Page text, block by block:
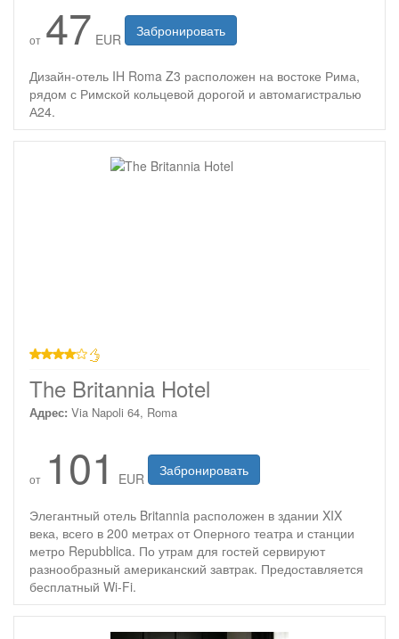
от 47 EUR Забронировать
Дизайн-отель IH Roma Z3 расположен на востоке Рима,
рядом с Римской кольцевой дорогой и автомагистралью
А24.
The Britannia Hotel
Адрес: Via Napoli 64, Roma
от 101 EUR Забронировать
Элегантный отель Britannia расположен в здании XIX
века, всего в 200 метрах от Оперного театра и станции
метро Repubblica. По утрам для гостей сервируют
разнообразный американский завтрак. Предоставляется
бесплатный Wi-Fi.